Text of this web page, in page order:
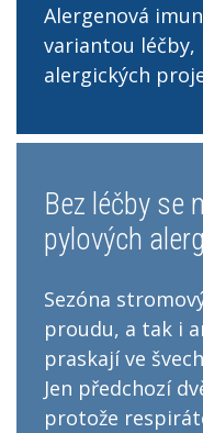
Alergenová
variantou
alergických
Bez léčby se
pylových
Sezóna
proudu, a tak i
praskají ve
Jen předchozí
protože